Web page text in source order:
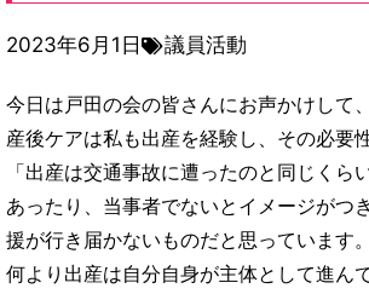
2023年6月1日 議員活動
今日は戸田の会の皆さんにお声かけして
産後ケアは私も出産を経験し、その必要
「出産は交通事故に遭ったのと同じく
あったり、当事者でないとイメージがつ
援が行き届かないものだと思っています。
何より出産は自分自身が主体として進ん